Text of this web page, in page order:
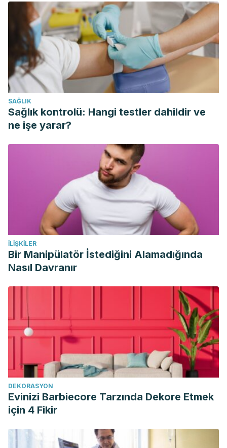
2017. 167 (3): 17-32.
Daly RM., Dalla Via J., Duckham RL., Fraser SF., et al.,
Exercise for the prevention of osteoporosis in
postmenopausal women: an evidence based guide to the
optimal prescription. Braz J Phys Ther, 2019. 23 (2): 170-
180.
Ann Intern Med. 2017 Aug 1;167(3):ITC17-ITC32.
Osteoporosis. doi: 10.7326/AITC201708010
MedlinePlus. Osteoporosis.
https://medlineplus.gov/spanish/osteoporosis.html/li>
J Endocrinol. 2000 Aug;166(2):235-45. Role of genetic
factors in the pathogenesis of osteoporosis. doi:
10.1677/joe.0.1660235.
Mo Med. 2018 May-Jun; 115(3): 247–252. Not Salt But Sugar
As Aetiological In Osteoporosis: A Review.
https://www.ncbi.nlm.nih.gov/pmc/articles/PMC6140170/
SAĞLIK
Sağlık kontrolü: Hangi testler dahildir ve
ne işe yarar?
İLIŞKILER
Bir Manipülatör İstediğini Alamadığında
Nasıl Davranır
DEKORASYON
Evinizi Barbiecore Tarzında Dekore Etmek
için 4 Fikir